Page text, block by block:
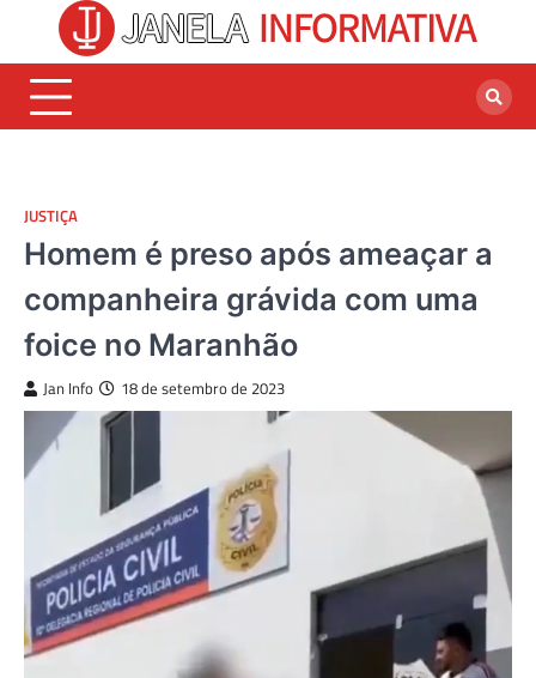
content
JUSTIÇA
Homem é preso após ameaçar a
companheira grávida com uma
foice no Maranhão
Jan Info 18 de setembro de 2023